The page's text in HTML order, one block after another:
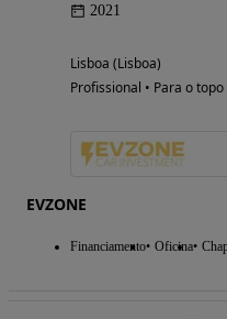
2021
Lisboa (Lisboa)
Profissional • Para o topo
EVZONE
Financiamento Oficina